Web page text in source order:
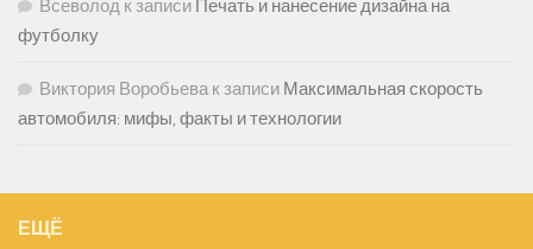
Всеволод к записи Печать и нанесение дизайна на
футболку
Виктория Воробьевак записи Максимальная скорость
автомобиля: мифы, факты и технологии
ЕЩЁ